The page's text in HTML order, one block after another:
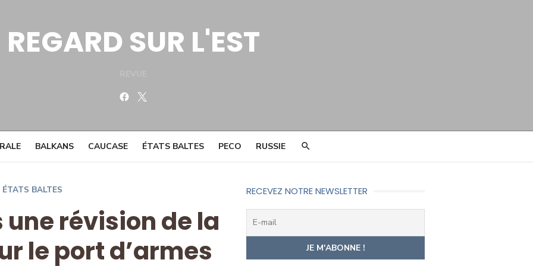
REGARD SUR L'EST
Facebook
BALKANS CAUCASE ÉTATS BALTES PECO RUSSIE
ÉTATS BALTES
une révision de la
le port d’armes
RECEVEZ NOTRE NEWSLETTER